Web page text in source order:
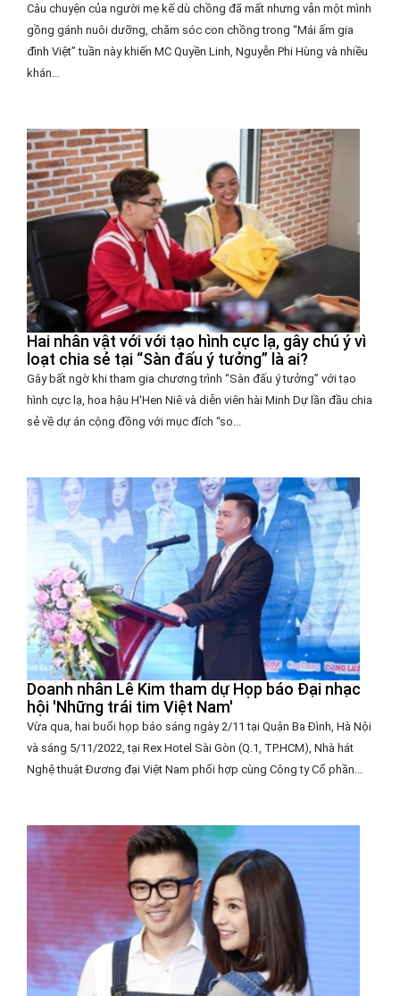
Câu chuyện của người mẹ kế dù chồng đã mất nhưng vẫn một mình
gồng gánh nuôi dưỡng, chăm sóc con chồng trong “Mái ấm gia
đình Việt” tuần này khiến MC Quyền Linh, Nguyễn Phi Hùng và nhiều
khán...
Hai nhân vật với với tạo hình cực lạ, gây chú ý vì
loạt chia sẻ tại “Sàn đấu ý tưởng” là ai?
Gây bất ngờ khi tham gia chương trình “Sàn đấu ý tưởng” với tạo
hình cực lạ, hoa hậu H'Hen Niê và diễn viên hài Minh Dự lần đầu chia
sẻ về dự án cộng đồng với mục đích “so...
Doanh nhân Lê Kim tham dự Họp báo Đại nhạc
hội 'Những trái tim Việt Nam'
Vừa qua, hai buổi họp báo sáng ngày 2/11 tại Quận Ba Đình, Hà Nội
và sáng 5/11/2022, tại Rex Hotel Sài Gòn (Q.1, TP.HCM), Nhà hát
Nghệ thuật Đương đại Việt Nam phối hợp cùng Công ty Cổ phần...